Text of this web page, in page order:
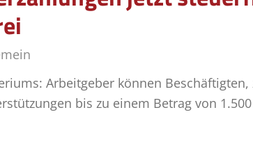
Arbeitgeber können
bis zu einem Betrag von